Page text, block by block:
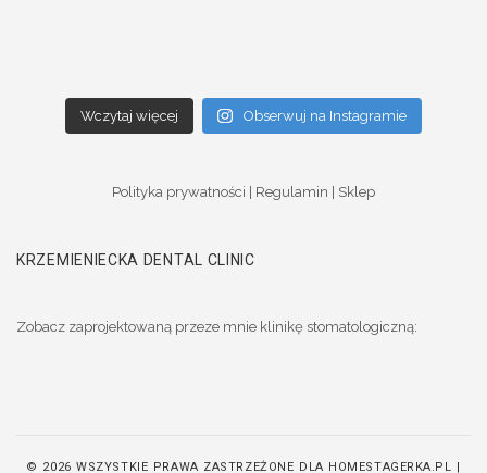
Wczytaj więcej Obserwuj na Instagramie
Polityka prywatności Regulamin Sklep
KRZEMIENIECKA DENTAL CLINIC
Zobacz zaprojektowaną przeze mnie klinikę stomatologiczną:
© 2026 WSZYSTKIE PRAWA ZASTRZEŻONE DLA HOMESTAGERKA.PL |